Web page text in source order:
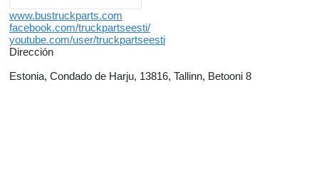
www.bustruckparts.com
facebook.com/truckpartseesti/
youtube.com/user/truckpartseesti
Dirección
Estonia, Condado de Harju, 13816, Tallinn, Betooni 8